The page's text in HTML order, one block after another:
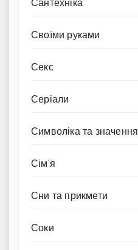
Сантехніка
Своїми руками
Секс
Серіали
Символіка та значення
Сім'я
Сни та прикмети
Соки